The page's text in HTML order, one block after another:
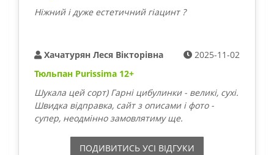
Ніжний і дуже естетичний гіацинт ?
Хачатурян Леся Вікторівна
2025-11-02
Тюльпан Purissima 12+
Шукала цей сорт) Гарні цибулинки - великі, сухі.
Швидка відправка, сайт з описами і фото -
супер, неодмінно замовлятиму ще.
ПОДИВИТИСЬ УСI ВIДГУКИ